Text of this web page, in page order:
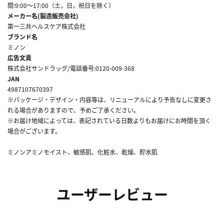
間:9:00～17:00（土，日，祝日を除く）
メーカー名(製造販売会社)
第一三共ヘルスケア株式会社
ブランド名
ミノン
広告文責
株式会社サンドラッグ/電話番号:0120-009-368
JAN
4987107670397
※パッケージ・デザイン・内容等は、リニューアルにより予告なしに変更さ
れる場合がありますので、予めご了承ください。
※お届け地域によっては、表記されている日数よりもお届けにお時間を頂く
場合がございます。
ミノンアミノモイスト、敏感肌、化粧水、乾燥、貯水肌
ユーザーレビュー